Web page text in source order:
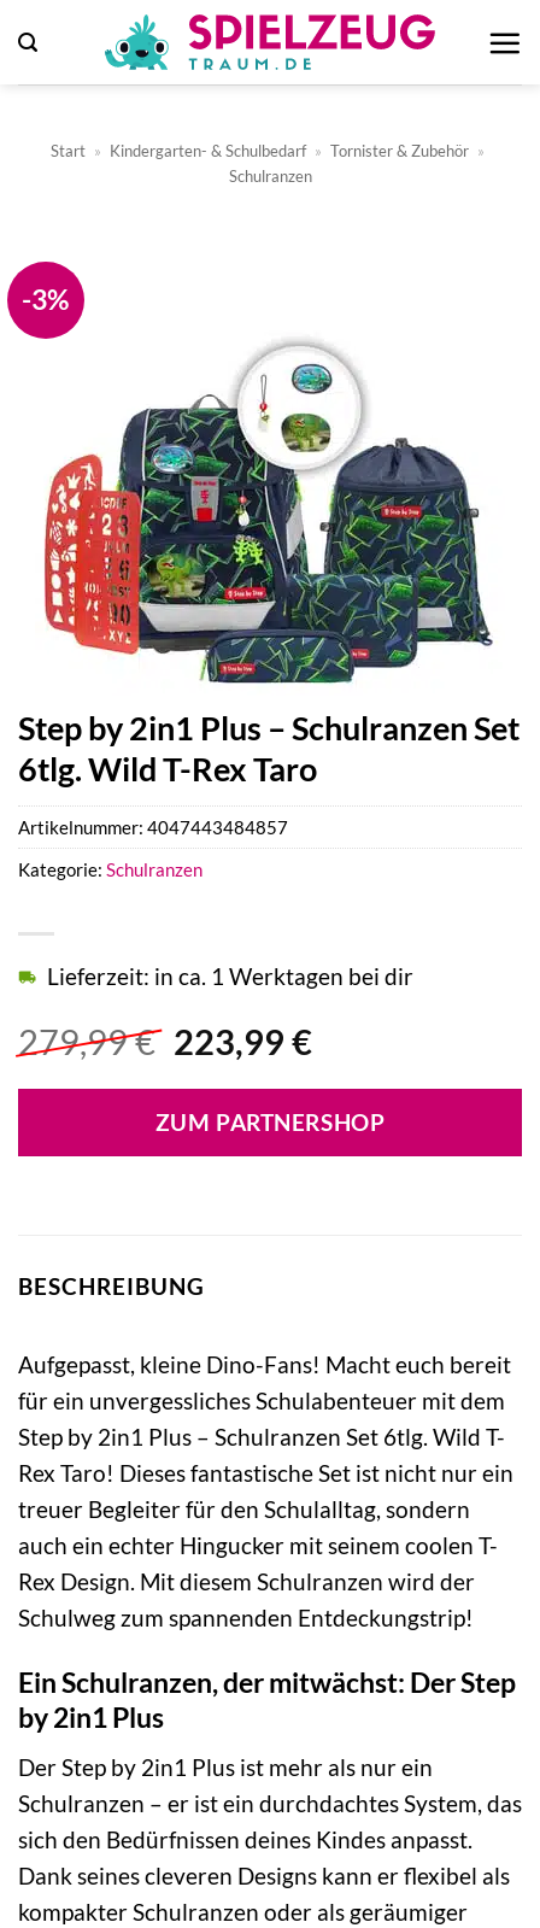
Inhalt
springen
Start » Kindergarten- & Schulbedarf » Tornister & Zubehör »
Schulranzen
-3%
Step by 2in1 Plus – Schulranzen Set
6tlg. Wild T-Rex Taro
279,99€ Ursprünglicher
war:
279,99 €
223,99 €Aktueller
ist:
223,99 €.
Lieferzeit: in ca. 1 Werktagen bei dir
ZUM PARTNERSHOP
Artikelnummer: 4047443484857
Kategorie: Schulranzen
BESCHREIBUNG
Aufgepasst, kleine Dino-Fans! Macht euch bereit
für ein unvergessliches Schulabenteuer mit dem
Step by 2in1 Plus – Schulranzen Set 6tlg. Wild T-
Rex Taro! Dieses fantastische Set ist nicht nur ein
treuer Begleiter für den Schulalltag, sondern
auch ein echter Hingucker mit seinem coolen T-
Rex Design. Mit diesem Schulranzen wird der
Schulweg zum spannenden Entdeckungstrip!
Ein Schulranzen, der mitwächst: Der Step
by 2in1 Plus
Der Step by 2in1 Plus ist mehr als nur ein
Schulranzen – er ist ein durchdachtes System, das
sich den Bedürfnissen deines Kindes anpasst.
Dank seines cleveren Designs kann er flexibel als
kompakter Schulranzen oder als geräumiger